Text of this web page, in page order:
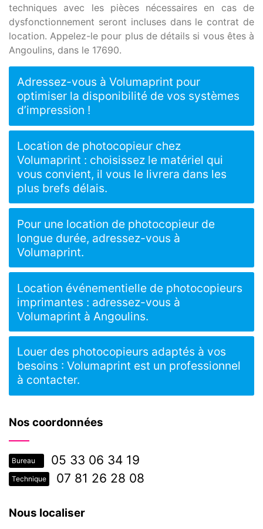
Nos coordonnées
Bureau 05 33 06 34 19
Technique 07 81 26 28 08
Nous localiser
techniques avec les pièces nécessaires en cas de
dysfonctionnement seront incluses dans le contrat de
location. Appelez-le pour plus de détails si vous êtes à
Angoulins, dans le 17690.
Adressez-vous à Volumaprint pour
optimiser la disponibilité de vos systèmes
d’impression !
Location de photocopieur chez
Volumaprint : choisissez le matériel qui
vous convient, il vous le livrera dans les
plus brefs délais.
Pour une location de photocopieur de
longue durée, adressez-vous à
Volumaprint.
Location événementielle de photocopieurs
imprimantes : adressez-vous à
Volumaprint à Angoulins.
Louer des photocopieurs adaptés à vos
besoins : Volumaprint est un professionnel
à contacter.